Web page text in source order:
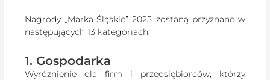
Nagrody „Marka-Śląskie” 2025 zostaną przyznane w
następujących 13 kategoriach:
1. Gospodarka
Wyróżnienie dla firm i przedsiębiorców, którzy